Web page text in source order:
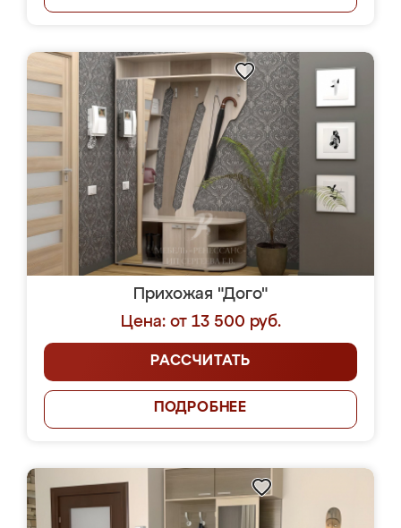
Прихожая "Дого"
Цена: от 13 500 руб.
РАССЧИТАТЬ
ПОДРОБНЕЕ